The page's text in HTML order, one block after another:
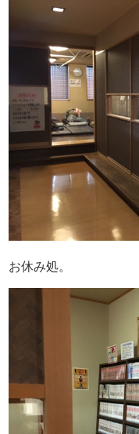
お休み処。